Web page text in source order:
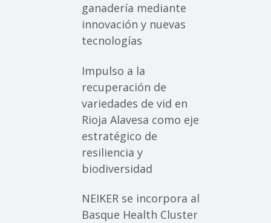
ganadería mediante
innovación y nuevas
tecnologías
Impulso a la
recuperación de
variedades de vid en
Rioja Alavesa como eje
estratégico de
resiliencia y
biodiversidad
NEIKER se incorpora al
Basque Health Cluster